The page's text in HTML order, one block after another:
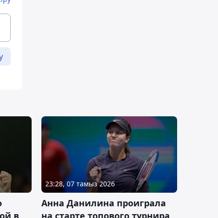
в
23:28, 07 тамыз 2026
Анна Данилина проиграла
на старте топового турнира